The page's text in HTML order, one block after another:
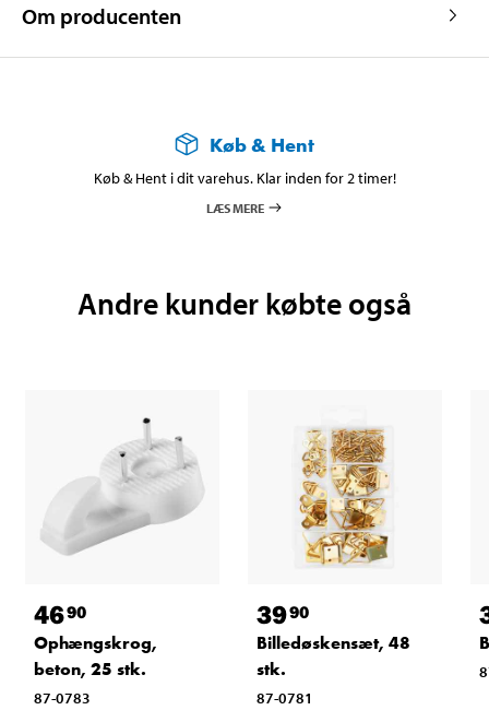
Om producenten
Køb & Hent
Køb & Hent i dit varehus. Klar inden for 2 timer!
LÆS MERE
Andre kunder købte også
4690
Ophængskrog,
beton, 25 stk.
87-0783
3990
Billedøskensæt, 48
stk.
87-0781